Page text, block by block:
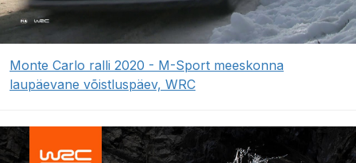
Monte Carlo ralli 2020 - M-Sport meeskonna
laupäevane võistluspäev, WRC